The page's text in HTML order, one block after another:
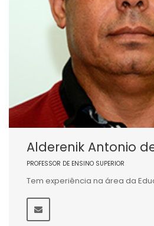
Alderenik Antonio
PROFESSOR DE ENSINO SUPERIOR
Tem experiência na área da